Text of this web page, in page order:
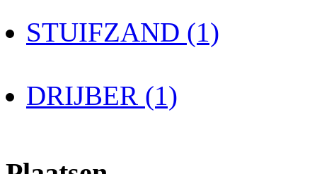
STUIFZAND (1)
DRIJBER (1)